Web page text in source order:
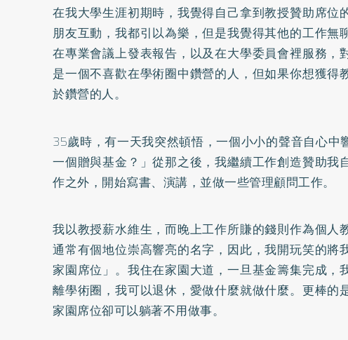
在我大學生涯初期時，我覺得自己拿到教授贊助席位
朋友互動，我都引以為樂，但是我覺得其他的工作無
在專業會議上發表報告，以及在大學委員會裡服務，
是一個不喜歡在學術圈中鑽營的人，但如果你想獲得
於鑽營的人。
35歲時，有一天我突然頓悟，一個小小的聲音自心中
一個贈與基金？」從那之後，我繼續工作創造贊助我
作之外，開始寫書、演講，並做一些管理顧問工作。
我以教授薪水維生，而晚上工作所賺的錢則作為個人
通常有個地位崇高響亮的名字，因此，我開玩笑的將
家園席位」。我住在家園大道，一旦基金籌集完成，
離學術圈，我可以退休，愛做什麼就做什麼。更棒的
家園席位卻可以躺著不用做事。